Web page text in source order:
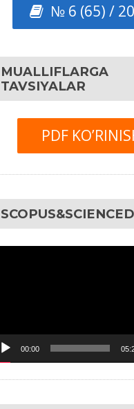
№ 6 (65) /
MUALLIFLARGA
TAVSIYALAR
PDF
00:00